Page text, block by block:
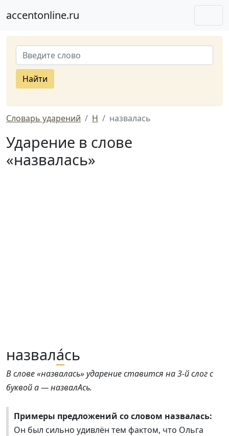
accentonline.ru
Найти
Словарь ударений Н назвалась
Ударение в слове
«назвалась»
назвала́сь
В слове «назвалась» ударение ставится на 3-й слог с
буквой а — назвалАсь.
Примеры предложений со словом назвалась:
Он был сильно удивлён тем фактом, что Ольга